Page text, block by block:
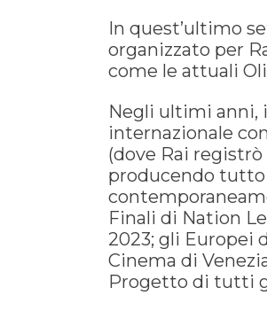
In quest’ultimo
organizzato per
come le attuali
Negli ultimi anni,
internazionale
(dove Rai
producendo tutto
Finali di Nation
2023; gli Europei
Cinema di
Progetto di tutti